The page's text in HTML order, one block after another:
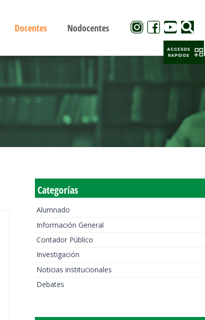
Docentes Nodocentes
Categorías
Alumnado
Información General
Contador Público
Investigación
Noticias institucionales
Debates
ACCESOS
RAPIDOS